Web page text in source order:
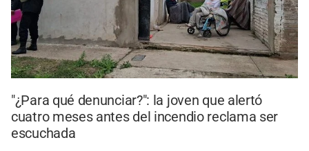
"¿Para qué denunciar?": la joven que alertó
cuatro meses antes del incendio reclama ser
escuchada